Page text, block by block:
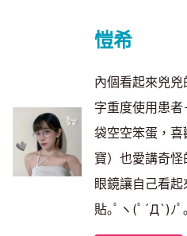
愷希
內個看起來兇
字重度使用患
袋空空笨蛋，
寶）也愛講奇
眼鏡讓自己看
貼｡ﾟヽ(ﾟ´Д`)ﾉﾟ｡